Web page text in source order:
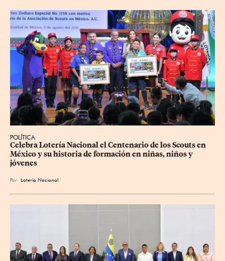
POLÍTICA
Celebra Lotería Nacional el Centenario de los Scouts en
México y su historia de formación en niñas, niños y
jóvenes
Por Lotería Nacional